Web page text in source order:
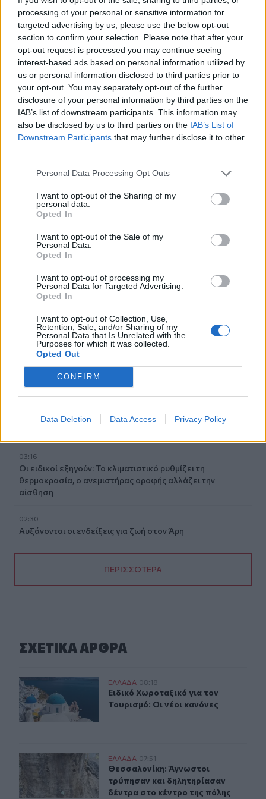
processing of your personal or sensitive information for
targeted advertising by us, please use the below opt-out
section to confirm your selection. Please note that after your
opt-out request is processed you may continue seeing
interest-based ads based on personal information utilized by
us or personal information disclosed to third parties prior to
your opt-out. You may separately opt-out of the further
disclosure of your personal information by third parties on the
IAB’s list of downstream participants. This information may
also be disclosed by us to third parties on the IAB’s List of
Downstream Participants that may further disclose it to other
Personal Data Processing Opt Outs
I want to opt-out of the Sharing of my
personal data.
Opted In
I want to opt-out of the Sale of my
Personal Data.
Opted In
I want to opt-out of processing my
Personal Data for Targeted Advertising.
Opted In
I want to opt-out of Collection, Use,
Retention, Sale, and/or Sharing of my
Personal Data that Is Unrelated with the
Purposes for which it was collected.
Opted Out
CONFIRM
Data Deletion Data Access Privacy Policy
ΑΑΔΕ: Ανοιχτό το σύστημα Ενιαίας Αίτησης Ενίσχυσης
2025 – Μέχρι πότε μπορούν να γίνουν διορθώσεις
07:07
Τέσσερις ασκήσεις σε όρθια στάση που μετά τα 60
ενδυναμώνουν τους γλουτούς καλύτερα από τα squats -
Βίντεο
07:06
Εορτολόγιο: Ποιοι γιορτάζουν σήμερα 8 Αυγούστου
07:00
ενέργεια που διαρκεί
06:55
Πυρκαγιές: «Πολύ υψηλός» ο κίνδυνος και σήμερα στην
06:44
Βίντεο
Το αφράτο και κρεμώδες νηστίσιμο παγωτό βανίλια,
χωρίς παγωτομηχανή
05:41
Φεύγουμε για διακοπές; Τα 7 πράγματα που πρέπει να
κάνουμε στο σπίτι πριν κλείσουμε την πόρτα
Μαγειρεμένο ρύζι: Πόσο διατηρείται στο ψυγείο και τα
03:16
Οι ειδικοί εξηγούν: Το κλιματιστικό ρυθμίζει τη
θερμοκρασία, ο ανεμιστήρας οροφής αλλάζει την
αίσθηση
02:30
Αυξάνονται οι ενδείξεις για ζωή στον Άρη
ΠΕΡΙΣΣΟΤΕΡΑ
ΣΧΕΤΙΚA AΡΘΡΑ
Ειδικό Χωροταξικό για τον Τουρισμό: Οι νέοι κανόνες
ΕΛΛAΔΑ 08:18
Ειδικό Χωροταξικό για τον
Ειδικό Χωροταξικό για τον
Τουρισμό: Οι νέοι κανόνες
Θεσσαλονίκη: Άγνωστοι τρύπησαν και δηλητηρίασαν
ΕΛΛAΔΑ 07:51
Θεσσαλονίκη: Άγνωστοι τρύπησαν
Θεσσαλονίκη: Άγνωστοι
τρύπησαν και δηλητηρίασαν
δέντρα στο κέντρο της πόλης